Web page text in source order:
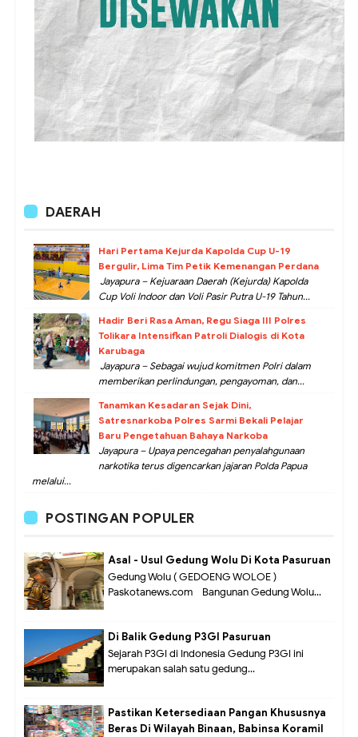
DAERAH
Hari Pertama Kejurda Kapolda Cup U-19
Bergulir, Lima Tim Petik Kemenangan Perdana
Jayapura – Kejuaraan Daerah (Kejurda) Kapolda
Cup Voli Indoor dan Voli Pasir Putra U-19 Tahun...
Hadir Beri Rasa Aman, Regu Siaga III Polres
Tolikara Intensifkan Patroli Dialogis di Kota
Karubaga
Jayapura – Sebagai wujud komitmen Polri dalam
memberikan perlindungan, pengayoman, dan...
Tanamkan Kesadaran Sejak Dini,
Satresnarkoba Polres Sarmi Bekali Pelajar
Baru Pengetahuan Bahaya Narkoba
Jayapura – Upaya pencegahan penyalahgunaan
narkotika terus digencarkan jajaran Polda Papua
melalui...
POSTINGAN POPULER
Asal - Usul Gedung Wolu Di Kota Pasuruan
Gedung Wolu ( GEDOENG WOLOE )
Paskotanews.com - Bangunan Gedung Wolu...
Di Balik Gedung P3GI Pasuruan
Sejarah P3GI di Indonesia Gedung P3GI ini
merupakan salah satu gedung...
Pastikan Ketersediaan Pangan Khususnya
Beras Di Wilayah Binaan, Babinsa Koramil